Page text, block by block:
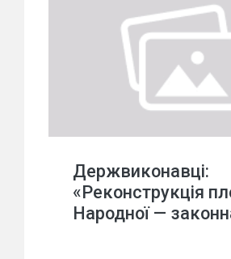
Держвиконавці:
«Реконструкція
Народної —